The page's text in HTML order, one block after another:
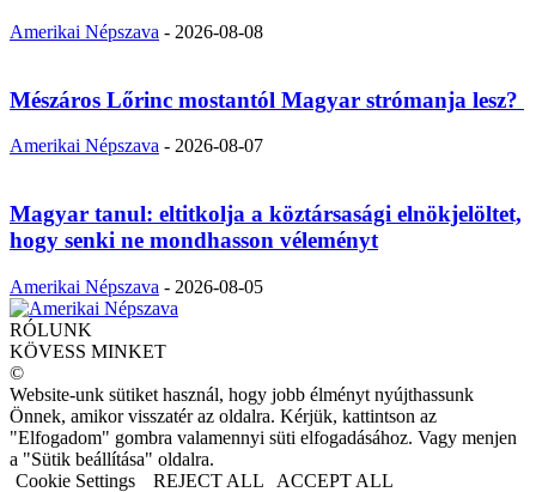
Amerikai Népszava - 2026-08-08
Mészáros Lőrinc mostantól Magyar strómanja lesz?
Amerikai Népszava - 2026-08-07
Magyar tanul: eltitkolja a köztársasági elnökjelöltet,
hogy senki ne mondhasson véleményt
Amerikai Népszava - 2026-08-05
RÓLUNK
KÖVESS MINKET
©
Website-unk sütiket használ, hogy jobb élményt nyújthassunk
Önnek, amikor visszatér az oldalra. Kérjük, kattintson az
"Elfogadom" gombra valamennyi süti elfogadásához. Vagy menjen
a "Sütik beállítása" oldalra.
Cookie Settings
REJECT ALL ACCEPT ALL